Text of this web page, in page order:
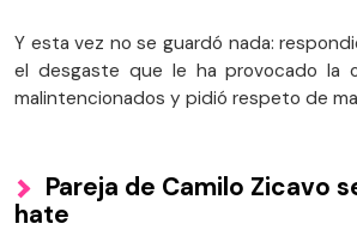
Y esta vez no se guardó nada:
el desgaste que le ha provocado la
malintencionados y pidió respeto de
Pareja de Camilo Zicavo
hate